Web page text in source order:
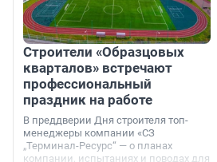
Строители «Образцовых
кварталов» встречают
профессиональный
праздник на работе
В преддверии Дня строителя топ-
менеджеры компании «СЗ
„Терминал-Ресурс“ — о планах
компании, испытаниях и поводах для